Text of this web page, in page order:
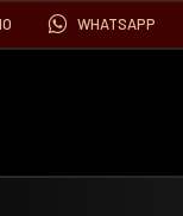
WHATSAPP